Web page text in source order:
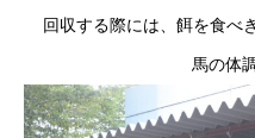
回収する際には、餌を食べ
馬の体